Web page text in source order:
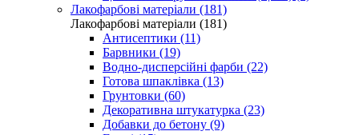
Лакофарбові матеріали (181)
Лакофарбові матеріали (181)
Антисептики (11)
Барвники (19)
Водно-дисперсійні фарби (22)
Готова шпаклівка (13)
Грунтовки (60)
Декоративна штукатурка (23)
Добавки до бетону (9)